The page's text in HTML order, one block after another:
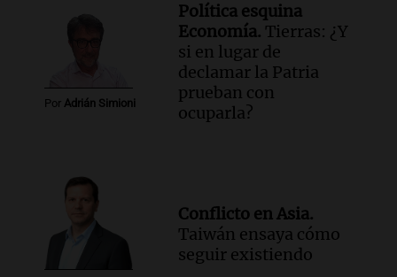
Por Adrián Simioni
Política esquina
Economía. Tierras: ¿Y
si en lugar de
declamar la Patria
prueban con
ocuparla?
Conflicto en Asia.
Taiwán ensaya cómo
seguir existiendo